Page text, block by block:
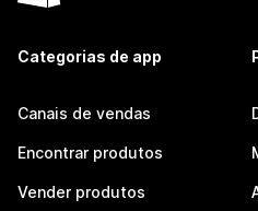
Categorias de app
Canais de vendas
Encontrar produtos
Vender produtos